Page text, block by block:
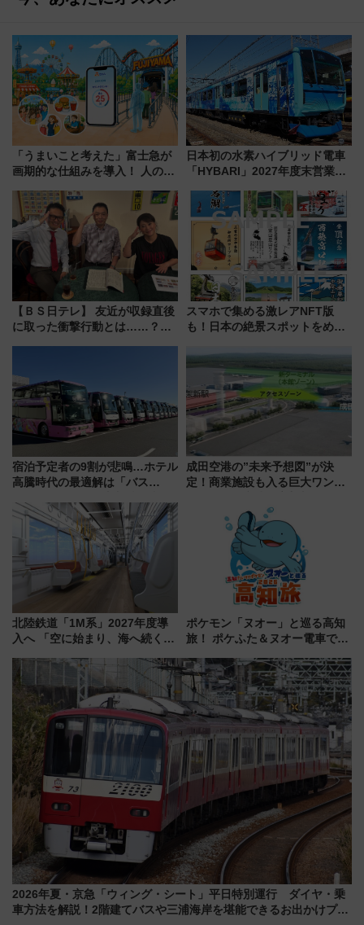
「うまいこと考えた」富士急が
画期的な仕組みを導入！ 人のか
ん」始動
日本初の水素ハイブリッド電車
「HYBARI」2027年度末営業運
で水素利活用が加速
【ＢＳ日テレ】 友近が収録直後
に取った衝撃行動とは……？
スマホで集める激レアNFT版
も！日本の絶景スポットをめぐ
ん)」企画がスタート
宿泊予定者の9割が悲鳴…ホテル
高騰時代の最適解は「バス
した、推し活遠征や観光時のリ
アルな懐事情
成田空港の”未来予想図”が決
定！商業施設も入る巨大ワンタ
で新型特急が品川･羽田とを結
ぶ！ JR空港駅は2面3線化！
北陸鉄道「1M系」2027年度導
入へ 「空に始まり、海へ続く」
神秘的なデザイン
ポケモン「ヌオー」と巡る高知
旅！ ポケふた＆ヌオー電車で楽
路の絶景と絶品グルメを満喫！
（7月18日スタート）
2026年夏・京急「ウィング・シート」平日特別運行 ダイヤ・乗
車方法を解説！2階建てバスや三浦海岸を堪能できるお出かけプラ